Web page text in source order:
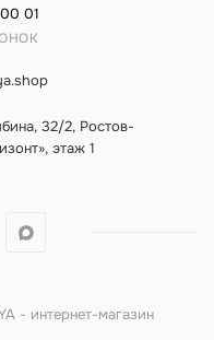
01
32/2, Ростов-
этаж 1
- интернет-магазин